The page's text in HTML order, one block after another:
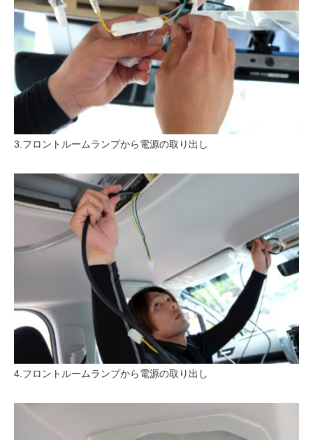
3.フロントルームランプから電源の取り出し
4.フロントルームランプから電源の取り出し